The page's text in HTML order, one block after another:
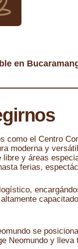
en
el Centro
moderna y
y áreas
ferias,
se
Neomundo y